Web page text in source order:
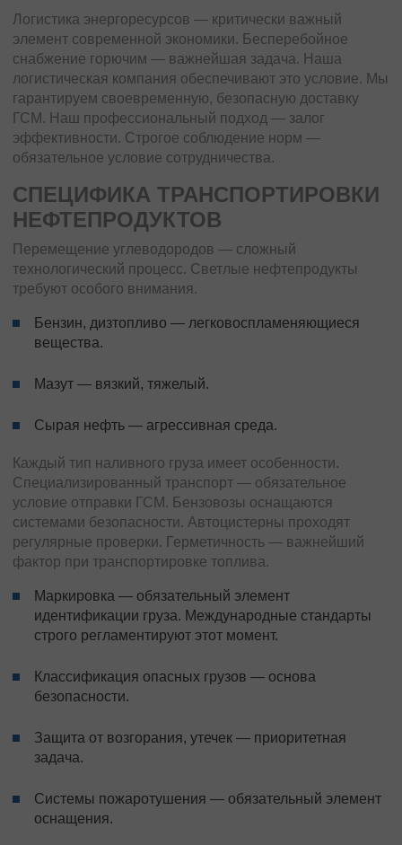
Логистика энергоресурсов — критически важный
элемент современной экономики. Бесперебойное
снабжение горючим — важнейшая задача. Наша
логистическая компания обеспечивают это условие. Мы
гарантируем своевременную, безопасную доставку
ГСМ. Наш профессиональный подход — залог
эффективности. Строгое соблюдение норм —
обязательное условие сотрудничества.
СПЕЦИФИКА ТРАНСПОРТИРОВКИ
НЕФТЕПРОДУКТОВ
Перемещение углеводородов — сложный
технологический процесс. Светлые нефтепродукты
требуют особого внимания.
Бензин, дизтопливо — легковоспламеняющиеся
вещества.
Мазут — вязкий, тяжелый.
Сырая нефть — агрессивная среда.
Каждый тип наливного груза имеет особенности.
Специализированный транспорт — обязательное
условие отправки ГСМ. Бензовозы оснащаются
системами безопасности. Автоцистерны проходят
регулярные проверки. Герметичность — важнейший
фактор при транспортировке топлива.
Маркировка — обязательный элемент
идентификации груза. Международные стандарты
строго регламентируют этот момент.
Классификация опасных грузов — основа
безопасности.
Защита от возгорания, утечек — приоритетная
задача.
Системы пожаротушения — обязательный элемент
оснащения.